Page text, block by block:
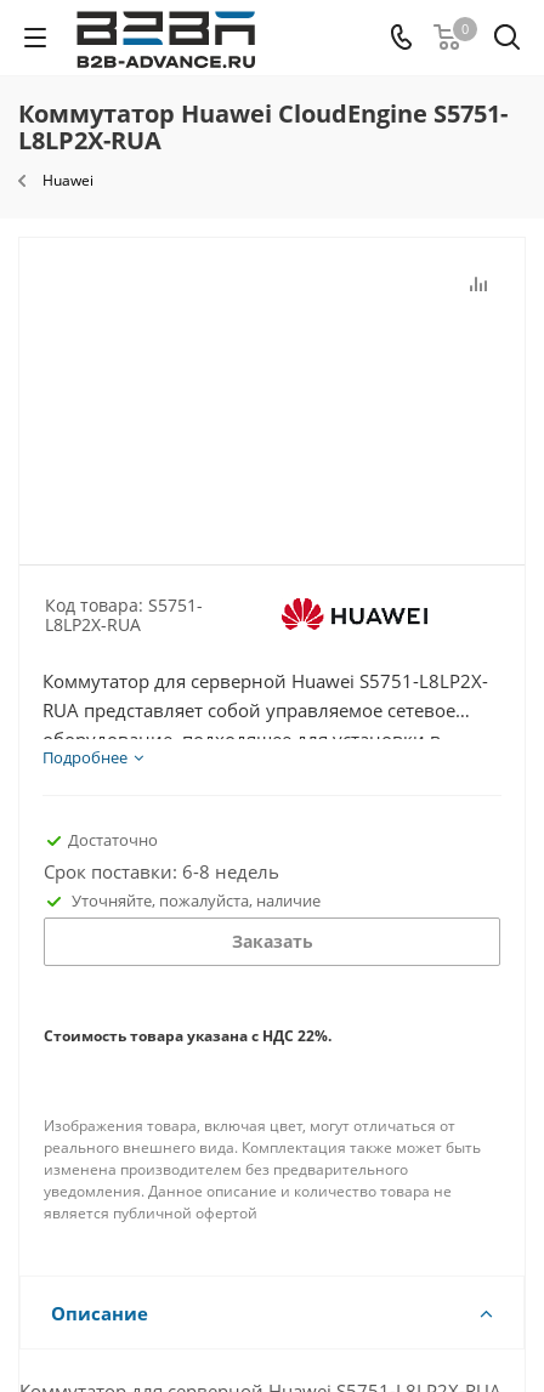
0
Коммутатор Huawei CloudEngine S5751-
L8LP2X-RUA
Huawei
Код товара: S5751-
L8LP2X-RUA
Коммутатор для серверной Huawei S5751-L8LP2X-
RUA представляет собой управляемое сетевое
оборудование, подходящее для установки в
серверный шкаф и организации
передачу данных даже при значительных
нагрузках и высокой интенсивности трафика.
Подробнее
Достаточно
Срок поставки: 6-8 недель
Уточняйте, пожалуйста, наличие
Заказать
Стоимость товара указана с НДС 22%.
Изображения товара, включая цвет, могут отличаться от
реального внешнего вида. Комплектация также может быть
изменена производителем без предварительного
уведомления. Данное описание и количество товара не
является публичной офертой
Описание